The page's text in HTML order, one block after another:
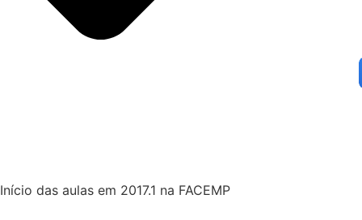
Início das aulas em 2017.1 na FACEMP